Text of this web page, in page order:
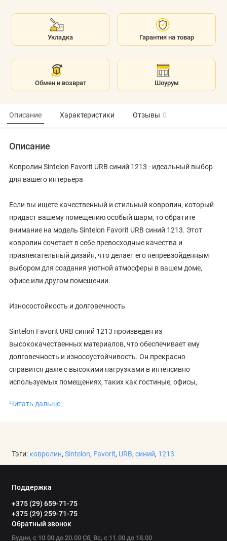
Укладка Гарантия на товар
Обмен и возврат Шоурум
Описание Характеристики Отзывы 0
Описание
Ковролин Sintelon Favorit URB синий 1213 - идеальный выбор
для вашего интерьера
Если вы ищете качественный и стильный ковролин, который
придаст вашему помещению особый шарм, то обратите
внимание на модель Sintelon Favorit URB синий 1213. Этот
ковролин сочетает в себе превосходные качества и
привлекательный дизайн, что делает его непревзойденным
выбором для создания уютной атмосферы в вашем доме,
офисе или другом помещении.
Износостойкость и долговечность
Sintelon Favorit URB синий 1213 произведен из
высококачественных материалов, что обеспечивает ему
долговечность и износоустойчивость. Он прекрасно
справится даже с высокими нагрузками в интенсивно
используемых помещениях, таких как гостиные, офисы,
интерьер в современном стиле, добавляя в помещение нотку
различными декоративными элементами, а его
комфорта и роскоши.
Удобство укладки и использования
Читать дальше
Тэги: ковролин, Sintelon, Favorit, URB, синий, 1213
Поддержка
+375 (29) 659-71-75
+375 (29) 259-71-75
Обратный звонок
Будни, с 10.00 до 20.00 Сб, Вс, с 11.00 до 18.00